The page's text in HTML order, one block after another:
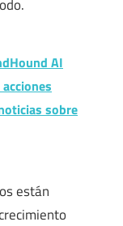
AI
sobre
están